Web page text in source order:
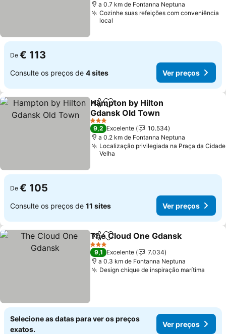
a 0.7 km de Fontanna Neptuna
Cozinhe suas refeições com conveniência
local
De € 113
Consulte os preços de 4 sites Ver preços
PartilharAdicionar aos favoritos
Hampton by Hilton
Gdansk Old Town
Ver preços
3 Estrelas
9,2 Excelente
10.534
a 0.2 km de Fontanna Neptuna
Localização privilegiada na Praça da Cidade
Velha
De € 105
Consulte os preços de 11 sites Ver preços
PartilharAdicionar aos favoritos
The Cloud One Gdansk
3 Estrelas
9,1 Excelente
7.034
a 0.3 km de Fontanna Neptuna
Design chique de inspiração marítima
Selecione as datas para ver os preços
exatos.
Ver preços